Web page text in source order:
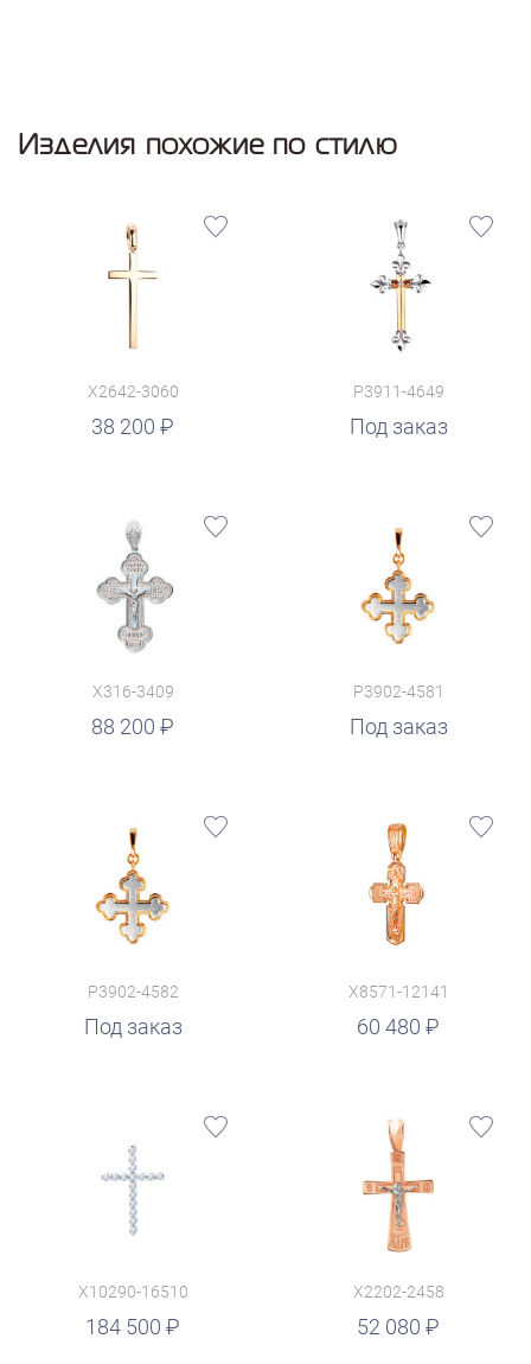
Изделия похожие по стилю
X2642-3060
38 200
P3911-4649
Под заказ
X316-3409
88 200
P3902-4581
Под заказ
P3902-4582
Под заказ
X8571-12141
60 480
руб.
X10290-16510
184 500
X2202-2458
52 080
руб.